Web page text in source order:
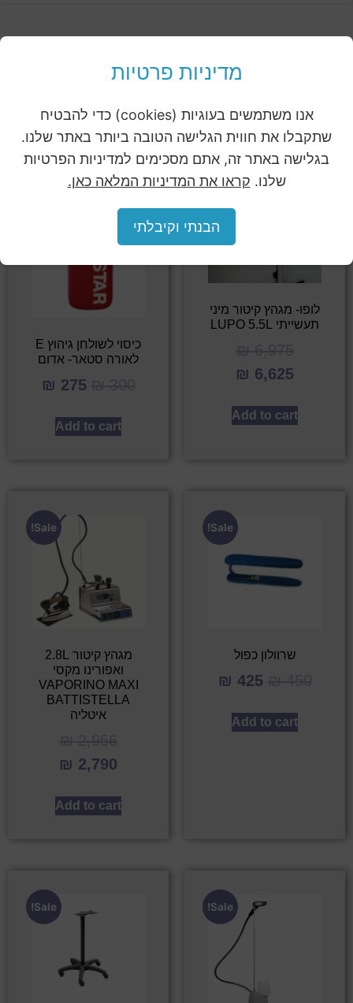
Related products
Sale!
לופו- מגהץ קיטור מיני
תעשייתי LUPO 5.5L
₪ 6,625
Add to cart
כיסוי לשולחן גיהוץ E
לאורה סטאר- אדום
₪ 275
Add to cart
Sale!
שרוולון כפול
₪ 425
Add to cart
Sale!
מגהץ קיטור 2.8L
ואפורינו מקסי
VAPORINO MAXI
BATTISTELLA
איטליה
₪ 2,790
Add to cart
Sale!
Sale!
מדיניות פרטיות
אנו משתמשים בעוגיות (cookies) כדי להבטיח
שתקבלו את חווית הגלישה הטובה ביותר באתר שלנו.
בגלישה באתר זה, אתם מסכימים למדיניות הפרטיות
שלנו. קראו את המדיניות המלאה כאן.
הבנתי וקיבלתי